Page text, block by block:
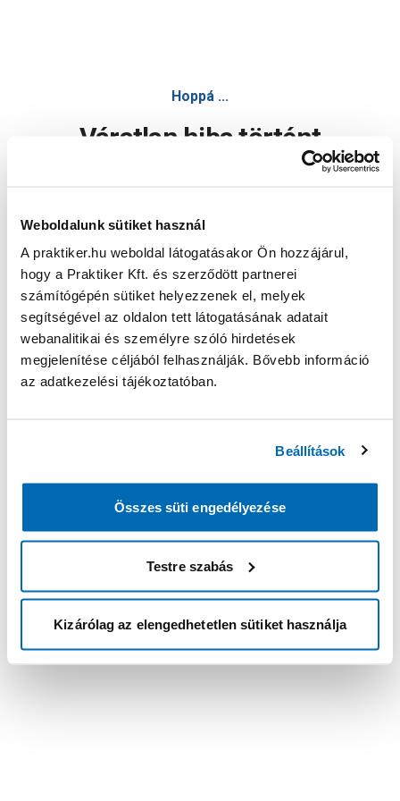
Weboldalunk sütiket használ
A praktiker.hu weboldal látogatásakor Ön hozzájárul,
hogy a Praktiker Kft. és szerződött partnerei
számítógépén sütiket helyezzenek el, melyek
segítségével az oldalon tett látogatásának adatait
webanalitikai és személyre szóló hirdetések
megjelenítése céljából felhasználják. Bővebb információ
az adatkezelési tájékoztatóban.
Beállítások
Összes süti engedélyezése
Testre szabás
Kizárólag az elengedhetetlen sütiket használja
Hoppá ...
Váratlan hiba történt
Oldal újratöltése